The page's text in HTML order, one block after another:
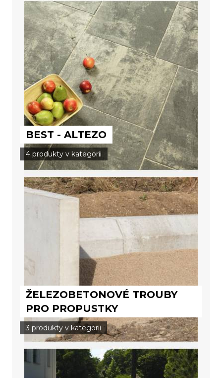
BEST - ALTEZO
4 produkty v kategorii
ŽELEZOBETONOVÉ TROUBY
PRO PROPUSTKY
3 produkty v kategorii